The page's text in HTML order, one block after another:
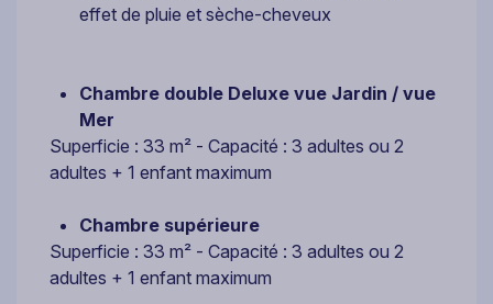
effet de pluie et sèche-cheveux
Chambre double Deluxe vue Jardin / vue
Mer
Superficie : 33 m² - Capacité : 3 adultes ou 2
adultes + 1 enfant maximum
Chambre supérieure
Superficie : 33 m² - Capacité : 3 adultes ou 2
adultes + 1 enfant maximum